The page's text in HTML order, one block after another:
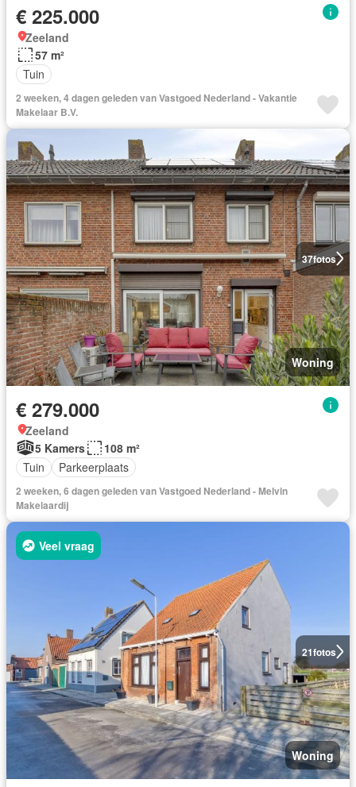
€ 225.000
Zeeland
57 m²
Tuin
2 weeken, 4 dagen geleden van Vastgoed Nederland - Vakantie
Makelaar B.V.
37fotos
Woning
€ 279.000
Zeeland
5 Kamers
108 m²
Tuin
Parkeerplaats
2 weeken, 6 dagen geleden van Vastgoed Nederland - Melvin
Makelaardij
21fotos
Veel vraag
Woning